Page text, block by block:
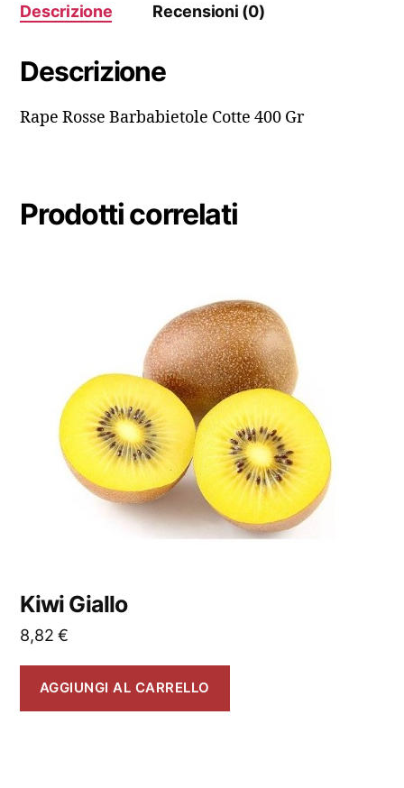
Descrizione Recensioni (0)
Descrizione
Rape Rosse Barbabietole Cotte 400 Gr
Prodotti correlati
Kiwi Giallo
8,82€
AGGIUNGI AL CARRELLO